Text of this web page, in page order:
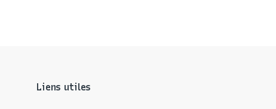
Liens utiles